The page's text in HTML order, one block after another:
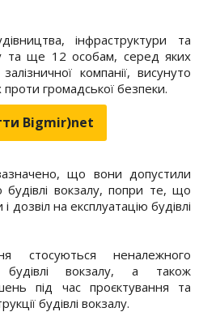
інфраструктури та
та ще 12 особам, серед яких
компанії, висунуто
громадської безпеки.
Bigmir)net
що вони допустили
будівлі вокзалу, попри те, що
дозвіл на експлуатацію будівлі
стосуються неналежного
будівлі вокзалу, а також
під час проєктування та
будівлі вокзалу.